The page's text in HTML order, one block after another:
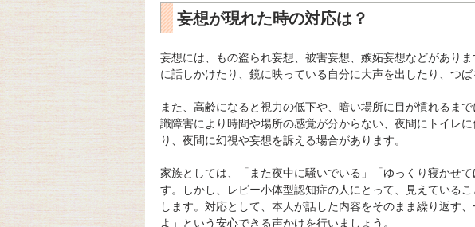
妄想が現れた時の対応は？
妄想には、もの盗られ妄想、被害妄想、嫉妬妄想などがあり
に話しかけたり、鏡に映っている自分に大声を出したり、つば
また、高齢になると視力の低下や、暗い場所に目が慣れるま
識障害により時間や場所の感覚が分からない、夜間にトイレ
り、夜間に幻視や妄想を訴える場合があります。
家族としては、「また夜中に騒いでいる」「ゆっくり寝かせ
す。しかし、レビー小体型認知症の人にとって、見えている
します。対応として、本人が話した内容をそのまま繰り返す
よ」という安心できる声かけを行いましょう。